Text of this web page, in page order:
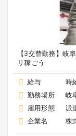
【3交替勤務】岐
リ稼ごう
給与
時
勤務場所
岐
雇用形態
派
企業名
株